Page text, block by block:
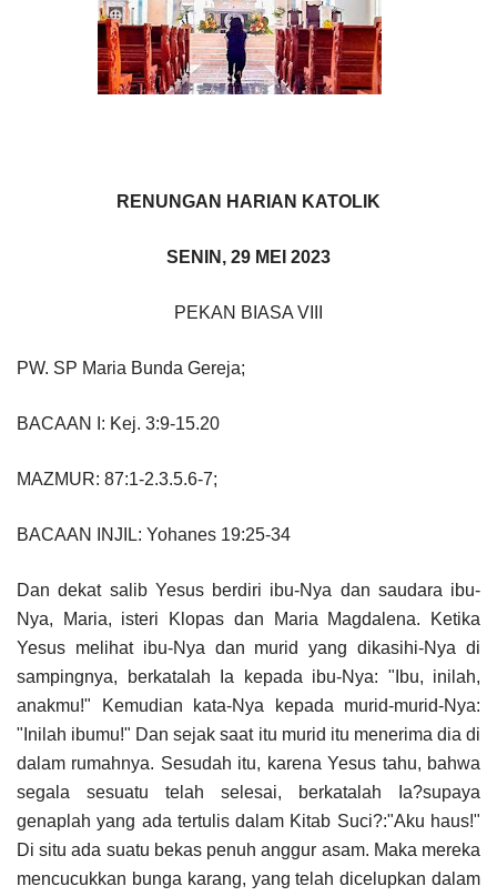
RENUNGAN HARIAN KATOLIK
SENIN, 29 MEI 2023
PEKAN BIASA VIII
PW. SP Maria Bunda Gereja;
BACAAN I: Kej. 3:9-15.20
MAZMUR: 87:1-2.3.5.6-7;
BACAAN INJIL: Yohanes 19:25-34
Dan dekat salib Yesus berdiri ibu-Nya dan saudara ibu-
Nya, Maria, isteri Klopas dan Maria Magdalena. Ketika
Yesus melihat ibu-Nya dan murid yang dikasihi-Nya di
sampingnya, berkatalah Ia kepada ibu-Nya: "Ibu, inilah,
anakmu!" Kemudian kata-Nya kepada murid-murid-Nya:
"Inilah ibumu!" Dan sejak saat itu murid itu menerima dia di
dalam rumahnya. Sesudah itu, karena Yesus tahu, bahwa
segala sesuatu telah selesai, berkatalah Ia?supaya
genaplah yang ada tertulis dalam Kitab Suci?:"Aku haus!"
Di situ ada suatu bekas penuh anggur asam. Maka mereka
mencucukkan bunga karang, yang telah dicelupkan dalam